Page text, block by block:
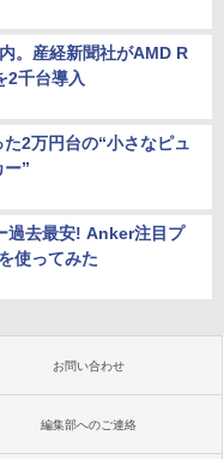
。産経新聞社がAMD R
千台導入
2万円台の“小さなピュ
”
過去最安! Anker注目プ
使ってみた
お問い合わせ
編集部へのご連絡